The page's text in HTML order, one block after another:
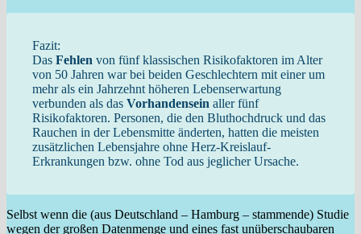
Fazit:
Das Fehlen von fünf klassischen Risikofaktoren im Alter
von 50 Jahren war bei beiden Geschlechtern mit einer um
mehr als ein Jahrzehnt höheren Lebenserwartung
verbunden als das Vorhandensein aller fünf
Risikofaktoren. Personen, die den Bluthochdruck und das
Rauchen in der Lebensmitte änderten, hatten die meisten
zusätzlichen Lebensjahre ohne Herz-Kreislauf-
Erkrankungen bzw. ohne Tod aus jeglicher Ursache.
Selbst wenn die (aus Deutschland – Hamburg – stammende) Studie
wegen der großen Datenmenge und eines fast unüberschaubaren